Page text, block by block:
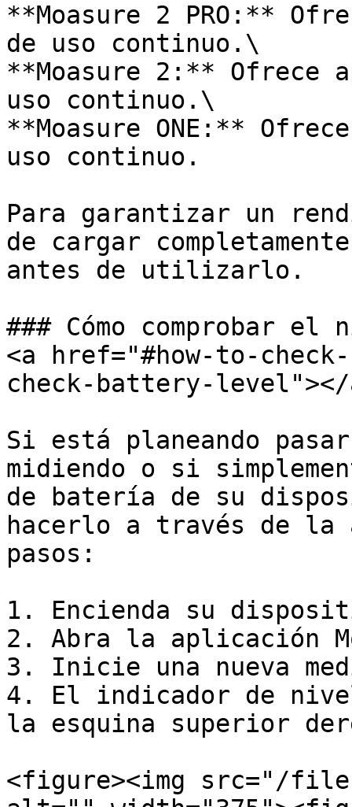
**Moasure 2 PRO:**
de uso continuo.\
**Moasure 2:** Ofrece
uso continuo.\
**Moasure ONE:**
uso continuo.
Para garantizar un
de cargar
antes de utilizarlo.
### Cómo comprobar
<a href="#how-to-
check-battery-level"></
Si está planeando
midiendo o si
de batería de su
hacerlo a través de la
pasos:
1. Encienda su
2. Abra la aplicación
3. Inicie una nueva
4. El indicador de
la esquina superior
<figure><img src="/files/